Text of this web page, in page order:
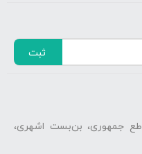
ثبت
جمهوری، بن‌بست اشهری،